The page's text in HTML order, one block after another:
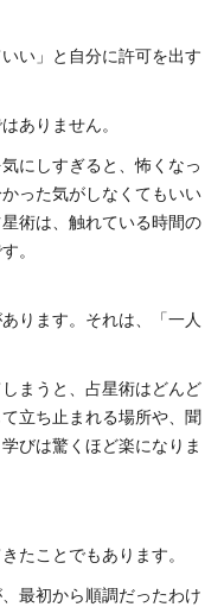
い」と自分に許可を出す
ありません。
にしすぎると、怖くなっ
った気がしなくてもいい
術は、触れている時間の
。
ります。それは、「一人
まうと、占星術はどんど
立ち止まれる場所や、聞
びは驚くほど楽になりま
たことでもあります。
最初から順調だったわけ